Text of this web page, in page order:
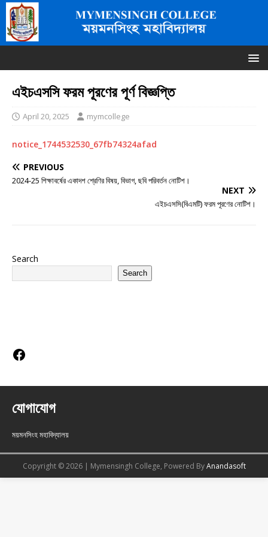
এইচএসসি ফরম পূরণের পূর্ণ বিজ্ঞপ্তি
April 20, 2025 mymcollege
notice_1744532530_67fb74324afad
PREVIOUS
2024-25 শিক্ষাবর্ষের একাদশ শ্রেণির বিষয়, বিভাগ, ছবি পরিবর্তন নোটিশ।
NEXT
এইচএসসি(বিএমটি) ফরম পূরণের নোটিশ।
Search
Search
যোগাযোগ
ময়মনসিংহ মহাবিদ্যালয়
Copyright © 2026 | Mymensingh College, Powered ByAnandasoft